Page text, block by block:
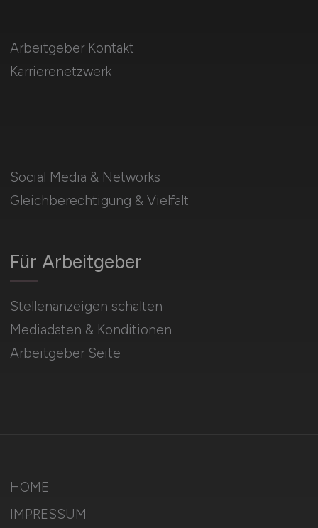
Social Media & Networks
Gleichberechtigung & Vielfalt
Für Arbeitgeber
Stellenanzeigen schalten
Mediadaten & Konditionen
Arbeitgeber Seite
Arbeitgeber Kontakt
Karrierenetzwerk
HOME
IMPRESSUM